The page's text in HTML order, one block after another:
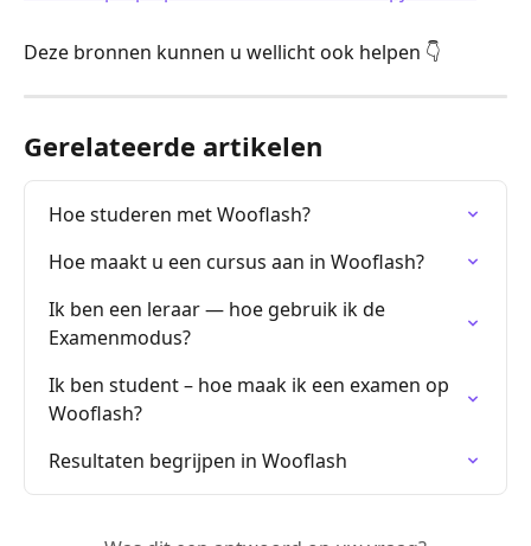
Deze bronnen kunnen u wellicht ook helpen 👇
Gerelateerde artikelen
Hoe studeren met Wooflash?
Hoe maakt u een cursus aan in Wooflash?
Ik ben een leraar — hoe gebruik ik de
Examenmodus?
Ik ben student – hoe maak ik een examen op
Wooflash?
Resultaten begrijpen in Wooflash